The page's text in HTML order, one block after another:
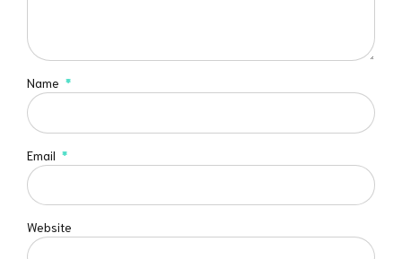
Name *
Email *
Website